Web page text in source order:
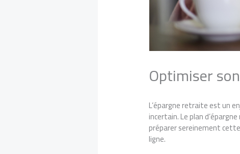
Optimiser
L’épargne retraite est un
incertain. Le plan
préparer sereinement
ligne.